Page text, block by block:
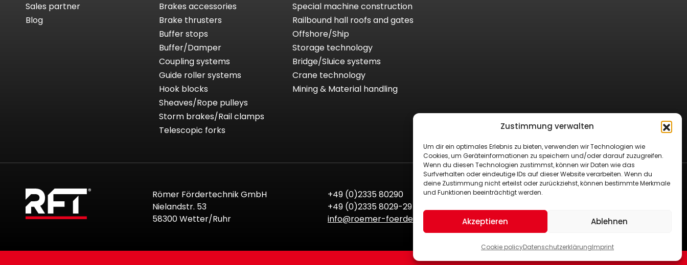
Zustimmung verwalten
Um dir ein optimales Erlebnis zu bieten, verwenden wir Technologien wie
Cookies, um Geräteinformationen zu speichern und/oder darauf zuzugreifen.
Wenn du diesen Technologien zustimmst, können wir Daten wie das
Surfverhalten oder eindeutige IDs auf dieser Website verarbeiten. Wenn du
deine Zustimmung nicht erteilst oder zurückziehst, können bestimmte Merkmale
und Funktionen beeinträchtigt werden.
Akzeptieren Ablehnen
Cookie policyDatenschutzerklärungImprint
Sales partner
Blog
Brakes accessories
Brake thrusters
Buffer stops
Buffer/Damper
Coupling systems
Guide roller systems
Hook blocks
Sheaves/Rope pulleys
Storm brakes/Rail clamps
Telescopic forks
Special machine construction
Railbound hall roofs and gates
Offshore/Ship
Storage technology
Bridge/Sluice systems
Crane technology
Mining & Material handling
Römer Fördertechnik GmbH
Nielandstr. 53
58300 Wetter/Ruhr
+49 (0)2335 80290
+49 (0)2335 8029-29
info@roemer-foerdertechnik.de
Imprint